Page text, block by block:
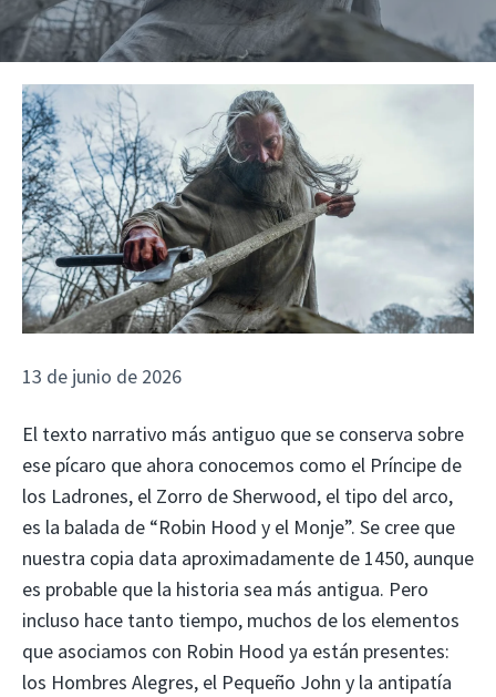
13 de junio de 2026
El texto narrativo más antiguo que se conserva sobre
ese pícaro que ahora conocemos como el Príncipe de
los Ladrones, el Zorro de Sherwood, el tipo del arco,
es la balada de “Robin Hood y el Monje”. Se cree que
nuestra copia data aproximadamente de 1450, aunque
es probable que la historia sea más antigua. Pero
incluso hace tanto tiempo, muchos de los elementos
que asociamos con Robin Hood ya están presentes:
los Hombres Alegres, el Pequeño John y la antipatía